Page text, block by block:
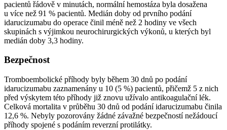
pacientů řádově v minutách, normální hemostáza byla dosažena
u více než 91 % pacientů. Medián doby od prvního podání
idarucizumabu do operace činil méně než 2 hodiny ve všech
skupinách s výjimkou neurochirurgických výkonů, u kterých byl
medián doby 3,3 hodiny.
Bezpečnost
Tromboembolické příhody byly během 30 dnů po podání
idarucizumabu zaznamenány u 10 (5 %) pacientů, přičemž 5 z nich
před výskytem této příhody již znovu užívalo antikoagulační lék.
Celková mortalita v průběhu 30 dnů od podání idarucizumabu činila
12,6 %. Nebyly pozorovány žádné závažné bezpečností nežádoucí
příhody spojené s podáním reverzní protilátky.